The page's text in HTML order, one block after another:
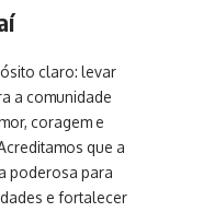
claro: levar
a comunidade
coragem e
que a
poderosa para
e fortalecer